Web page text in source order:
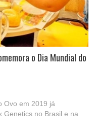
o Dia Mundial do
Ovo em 2019 já
Genetics no Brasil e na